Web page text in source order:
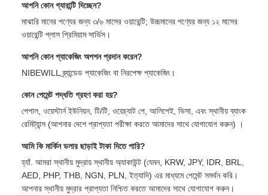
আপনি কোন গ্যারান্টি দিচ্ছেন?
মাঝারি মানের পণ্যের জন্য ৩/৬ মাসের ওয়ারেন্টি; উচ্চমানের পণ্যের জন্য ১২ মাসের
ওয়ারেন্টি প্লাস প্রিমিয়াম সার্ভিস।
আপনি কোন প্যাকেজিং অপশন প্রদান করেন?
NIBEWILL ব্র্যান্ডেড প্যাকেজিং বা নিরপেক্ষ প্যাকেজিং।
কোন পেমেন্ট পদ্ধতি গ্রহণ করা হয়?
পেপাল, ওয়েস্টার্ন ইউনিয়ন, টি/টি, ওয়েচ্যাট পে, আলিপেই, ভিসা, এবং স্থানীয় ব্যাংক
রেমিট্যান্স (আপনার দেশে প্রাপ্যতা পরীক্ষা করতে আমাদের সাথে যোগাযোগ করুন) ।
আমি কি মার্কিন ডলার ছাড়াই টাকা দিতে পারি?
হ্যাঁ. আমরা স্থানীয় মুদ্রায় স্থানীয় অ্যাকাউন্ট (যেমন, KRW, JPY, IDR, BRL,
AED, PHP, THB, NGN, PLN, ইত্যাদি) এর মাধ্যমে পেমেন্ট সমর্থন করি।
আপনার স্থানীয় মুদ্রার প্রাপ্যতা নিশ্চিত করতে আমাদের সাথে যোগাযোগ করুন।